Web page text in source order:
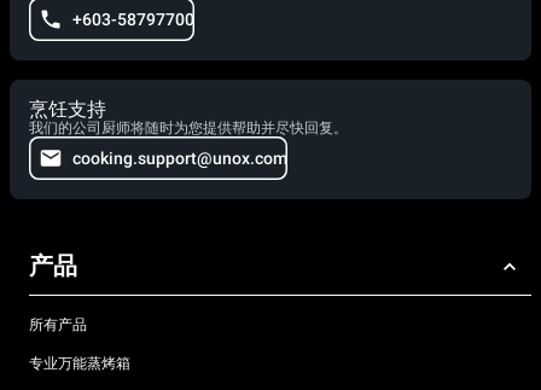
+603-58797700
烹饪支持
我们的公司厨师将随时为您提供帮助并尽快回复。
cooking.support@unox.com
产品
所有产品
专业万能蒸烤箱